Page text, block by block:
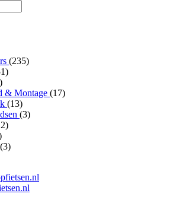
(235)
& Montage (17)
(13)
(3)
(3)